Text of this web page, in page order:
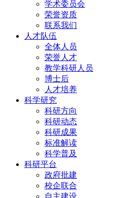
学术委员会
荣誉资质
联系我们
人才队伍
全体人员
荣誉人才
教学科研人员
博士后
人才培养
科学研究
科研方向
科研动态
科研成果
标准解读
科学普及
科研平台
政府批建
校企联合
自主建设